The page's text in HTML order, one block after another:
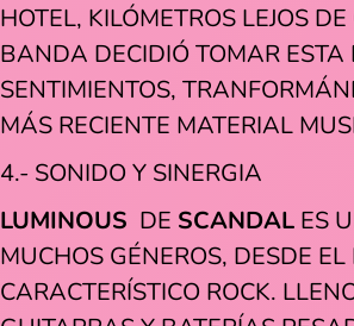
HOTEL, KILÓMETROS LEJOS
BANDA DECIDIÓ TOMAR ESTA
SENTIMIENTOS,
MÁS RECIENTE MATERIAL
4.- SONIDO Y SINERGIA
LUMINOUS DE SCANDAL ES
MUCHOS GÉNEROS, DESDE
CARACTERÍSTICO ROCK.